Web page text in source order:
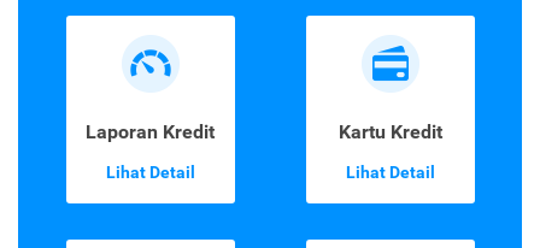
Laporan Kredit
Lihat Detail
Kartu Kredit
Lihat Detail